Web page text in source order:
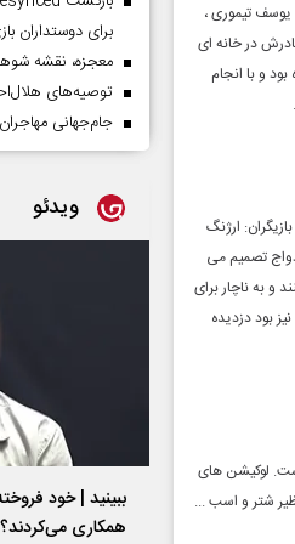
به کارگردانی شهاب عباسی در سال 1385 . بازیگران: یوسف تیموری ،
در خانه ای
و با انجام
شهاب عباسی و محصول سال 1387 کشور ایران. بازیگران: ارژنگ
تصمیم می
و به ناچار برای
بود دزدیده
است. لوکیشن های
شتر و اسب ...
برای دوستداران
معجزه، نقشه
توصیه‌های
جام‌جهانی مهاجران
ویدئو
ببینید | خود
همکاری می‌کردند؟